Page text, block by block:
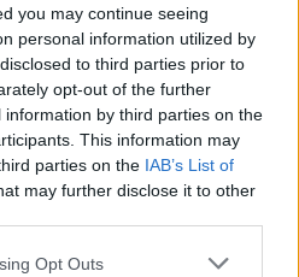
you may continue seeing
personal information utilized by
to third parties prior to
opt-out of the further
by third parties on the
This information may
parties on the IAB’s List of
may further disclose it to other
Opt Outs
δίκτυο και ο
οδηγώντας τελικά σε
της ελληνικής
σε όλες τις
χωρίς να υπάρχει
των κατοίκων και
αρχές, με κίνδυνο να